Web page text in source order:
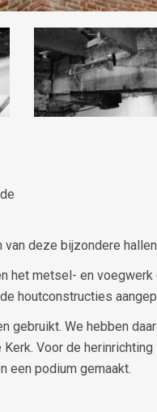
deze bijzondere
het metsel- en voegwerk
houtconstructies
gebruikt. We hebben
Voor de
een podium gemaakt.